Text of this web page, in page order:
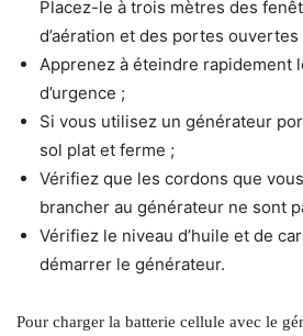
Placez-le à trois mètres des
d’aération et des portes ouvertes
Apprenez à éteindre rapidement
d’urgence ;
Si vous utilisez un générateur
sol plat et ferme ;
Vérifiez que les cordons que
brancher au générateur ne sont
Vérifiez le niveau d’huile et de
démarrer le générateur.
Pour charger la batterie cellule avec le